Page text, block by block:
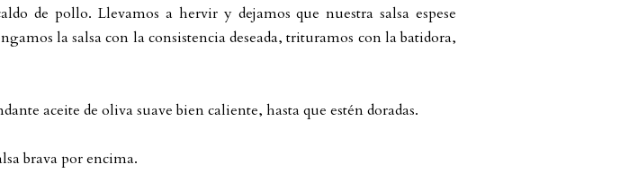
de pollo. Llevamos a hervir y dejamos que nuestra salsa espese
la salsa con la consistencia deseada, trituramos con la batidora,
aceite de oliva suave bien caliente, hasta que estén doradas.
brava por encima.